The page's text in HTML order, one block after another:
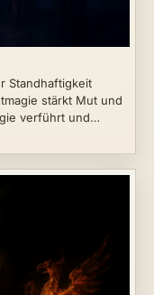
Standhaftigkeit
stärkt Mut und
verführt und…